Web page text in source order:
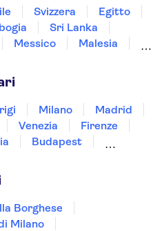
Svizzera
Egitto
Sri Lanka
Messico
Malesia
Milano
Madrid
Venezia
Firenze
Budapest
Borghese
Milano